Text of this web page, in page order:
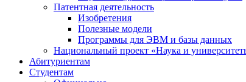
Патентная деятельность
Изобретения
Полезные модели
Программы для ЭВМ и базы данных
Национальный проект «Наука и
Абитуриентам
Студентам